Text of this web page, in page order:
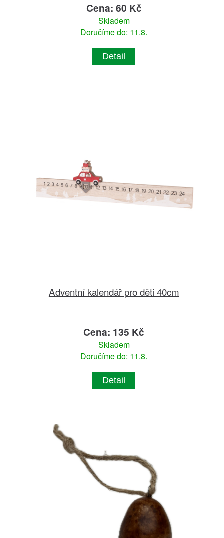
Cena: 60 Kč
Skladem
Doručíme do: 11.8.
Detail
Adventní kalendář pro děti 40cm
Cena: 135 Kč
Skladem
Doručíme do: 11.8.
Detail